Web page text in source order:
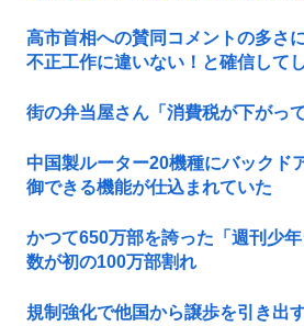
高市首相への賛同コメントの多さ
不正工作に違いない！と確信し
街の弁当屋さん「消費税が下がっ
中国製ルーター20機種にバック
御できる機能が仕込まれていた
かつて650万部を誇った「週刊少
数が初の100万部割れ
規制強化で他国から譲歩を引き出